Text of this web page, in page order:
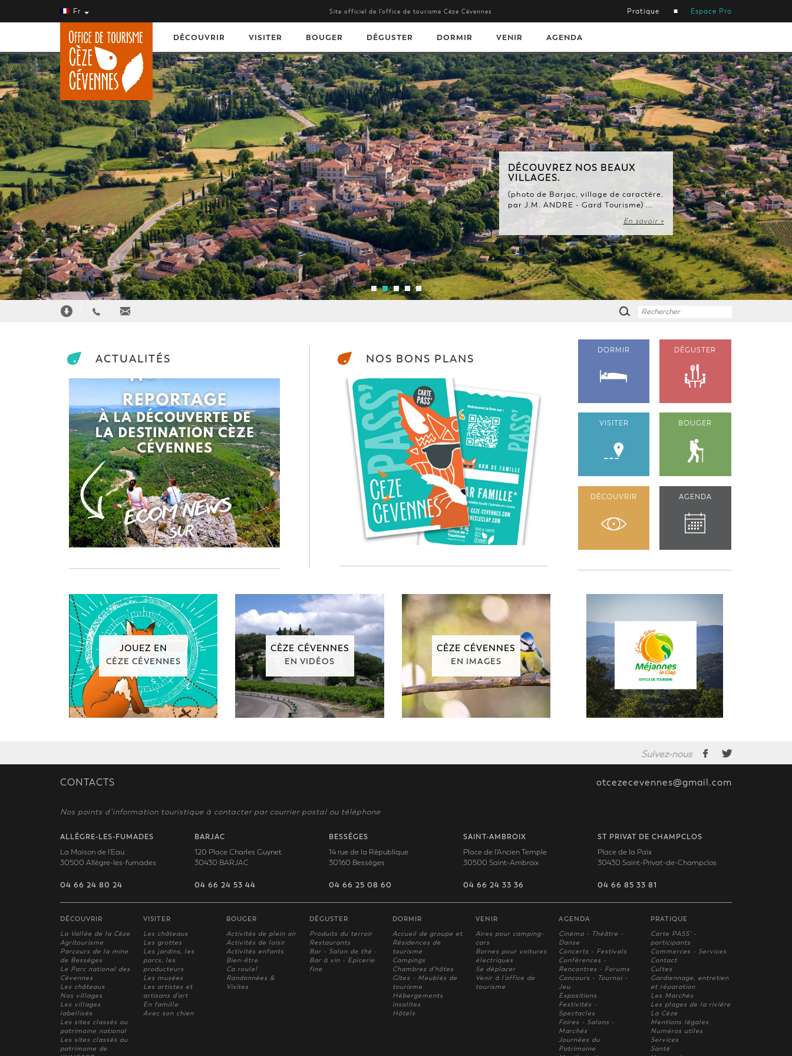
Fr Site officiel de l’office de tourisme Cèze Cévennes Pratique Espace Pro
DÉCOUVRIR VISITER BOUGER DÉGUSTER DORMIR VENIR AGENDA
DÉCOUVREZ NOS BEAUX
VILLAGES.
(photo de Barjac, village de caractère,
par J.M. ANDRE - Gard Tourisme) ...
En savoir +
DORMIR DÉGUSTER
VISITER BOUGER
DÉCOUVRIR AGENDA
ACTUALITÉS NOS BONS PLANS
JOUEZ EN
CÈZE CÉVENNES
CÈZE CÉVENNES
EN VIDÉOS
CÈZE CÉVENNES
EN IMAGES
Suivez-nous
CONTACTS otcezecevennes@gmail.com
Nos points d’information touristique à contacter par courrier postal ou téléphone
ALLÈGRE-LES-FUMADES
La Maison de l'Eau
30500 Allègre-les-fumades
04 66 24 80 24
BARJAC
120 Place Charles Guynet
30430 BARJAC
04 66 24 53 44
BESSÈGES
14 rue de la République
30160 Bessèges
04 66 25 08 60
SAINT-AMBROIX
Place de l'Ancien Temple
30500 Saint-Ambroix
04 66 24 33 36
ST PRIVAT DE CHAMPCLOS
Place de la Paix
30430 Saint-Privat-de-Champclos
04 66 85 33 81
DÉCOUVRIR
La Vallée de la Cèze
Agritourisme
Parcours de la mine
de Bessèges
Le Parc national des
Cévennes
Les châteaux
Nos villages
Les villages
labellisés
Les sites classés au
patrimoine national
Les sites classés au
patrimoine de
VISITER
Les châteaux
Les grottes
Les jardins, les
parcs, les
producteurs
Les musées
Les artistes et
artisans d'art
En famille
Avec son chien
BOUGER
Activités de plein air
Activités de loisir
Activités enfants
Bien-être
Ca roule!
Randonnées &
Visites
DÉGUSTER
Produits du terroir
Restaurants
Bar - Salon de thé -
Bar à vin - Epicerie
fine
DORMIR
Accueil de groupe et
Résidences de
tourisme
Campings
Chambres d'hôtes
Gîtes - Meublés de
tourisme
Hébergements
insolites
Hôtels
VENIR
Aires pour camping-
cars
Bornes pour voitures
électriques
Se déplacer
Venir à l'office de
tourisme
AGENDA
Cinéma - Théâtre -
Danse
Concerts - Festivals
Conférences -
Rencontres - Forums
Concours - Tournoi -
Jeu
Expositions
Festivités -
Spectacles
Foires - Salons -
Marchés
Journées du
Patrimoine
PRATIQUE
Carte PASS' -
participants
Commerces - Services
Contact
Cultes
Gardiennage, entretien
et réparation
Les Marchés
Les plages de la rivière
La Cèze
Mentions légales
Numéros utiles
Services
Santé